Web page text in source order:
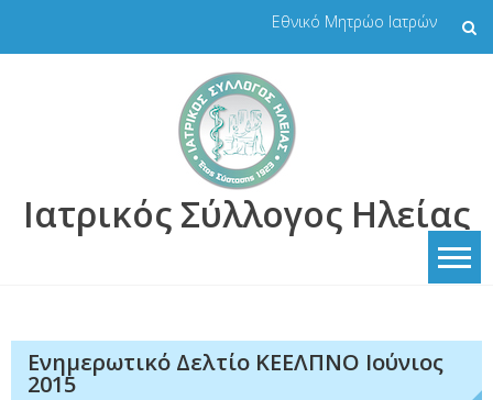
Εθνικό Μητρώο Ιατρών
Ιατρικός Σύλλογος Ηλείας
Ενημερωτικό Δελτίο ΚΕΕΛΠΝΟ Ιούνιος
2015